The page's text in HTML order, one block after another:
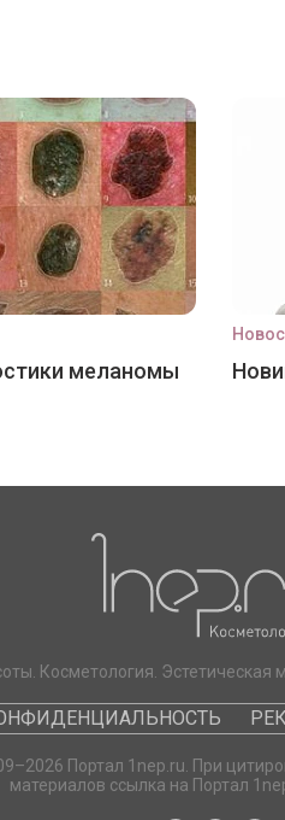
меланомы
Косметология.
Портал 1nep.ru. При
материалов ссылка на Портал